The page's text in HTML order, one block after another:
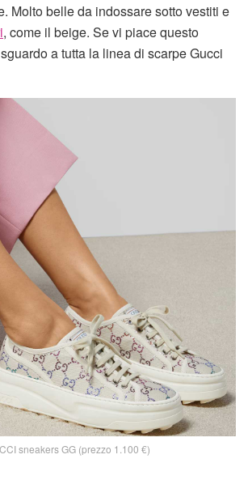
Molto belle da indossare sotto vestiti e
, come il beige. Se vi piace questo
a tutta la linea di scarpe Gucci
sneakers GG (prezzo 1.100 €)